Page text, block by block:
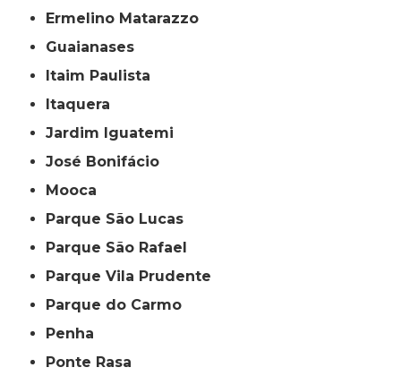
Ermelino Matarazzo
Guaianases
Itaim Paulista
Itaquera
Jardim Iguatemi
José Bonifácio
Mooca
Parque São Lucas
Parque São Rafael
Parque Vila Prudente
Parque do Carmo
Penha
Ponte Rasa